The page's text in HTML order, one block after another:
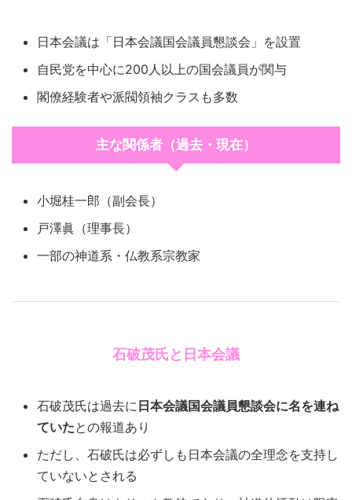
日本会議は「日本会議国会議員懇談会」を設置
自民党を中心に200人以上の国会議員が関与
閣僚経験者や派閥領袖クラスも多数
主な関係者（過去・現在）
小堀桂一郎（副会長）
戸澤眞（理事長）
一部の神道系・仏教系宗教家
石破茂氏と日本会議
石破茂氏は過去に 日本会議国会議員懇談会に名を連ね
ていたとの報道あり
ただし、石破氏は必ずしも日本会議の全理念を支持し
ていないとされる